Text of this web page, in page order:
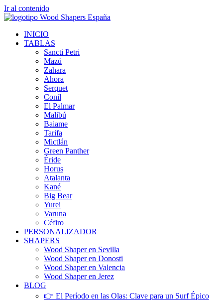
Ir al contenido
INICIO
TABLAS
Sancti Petri
Mazú
Zahara
Ahora
Serquet
Conil
El Palmar
Malibú
Baiame
Tarifa
Mictlán
Green Panther
Éride
Horus
Atalanta
Kané
Big Bear
Yurei
Varuna
Céfiro
PERSONALIZADOR
SHAPERS
Wood Shaper en Sevilla
Wood Shaper en Donosti
Wood Shaper en Valencia
Wood Shaper en Jerez
BLOG
👉 El Período en las Olas: Clave para un Surf Épico